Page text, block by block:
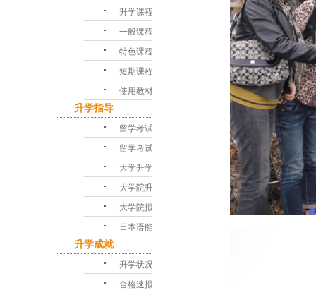
･ 升学课程
･ 一般课程
･ 特色课程
･ 短期课程
･ 使用教材
升学指导
･ 留学考试对策
･ 留学考试问答
･ 大学升学指导
･ 大学院升学课程
･ 大学院报考指南
･ 日本语能力考试
升学成就
･ 升学状况
･ 合格速报